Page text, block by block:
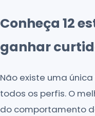
Conheça 12
ganhar
Não existe uma
todos os perfis. O
do comportamento